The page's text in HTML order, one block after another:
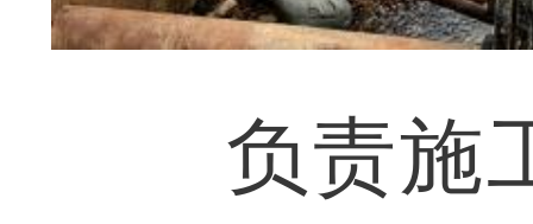
负责施工